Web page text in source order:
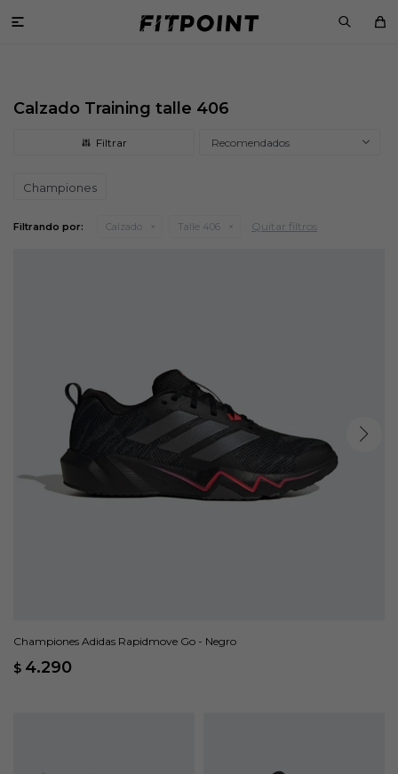

Calzado Training talle 406
Recomendados
Championes
Filtrando por: Calzado Talle 406 Quitar filtros
Championes Adidas Rapidmove Go - Negro
$ 4.290